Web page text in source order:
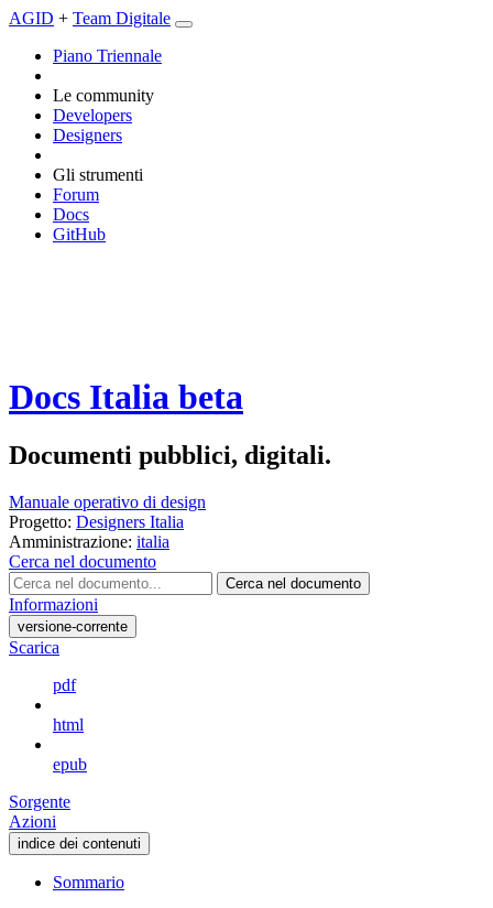
AGID + Team Digitale
Piano Triennale
Le community
Developers
Designers
Gli strumenti
Forum
Docs
GitHub
Docs Italia beta
Documenti pubblici, digitali.
Manuale operativo di design
Progetto: Designers Italia
Amministrazione: italia
Cerca nel documento
Cerca nel documento
Informazioni
versione-corrente
Scarica
pdf
html
epub
Sorgente
Azioni
indice dei contenuti
Sommario